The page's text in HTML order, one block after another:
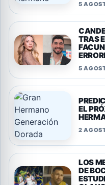
5
TRAS
5
EL
2
LOS
DE